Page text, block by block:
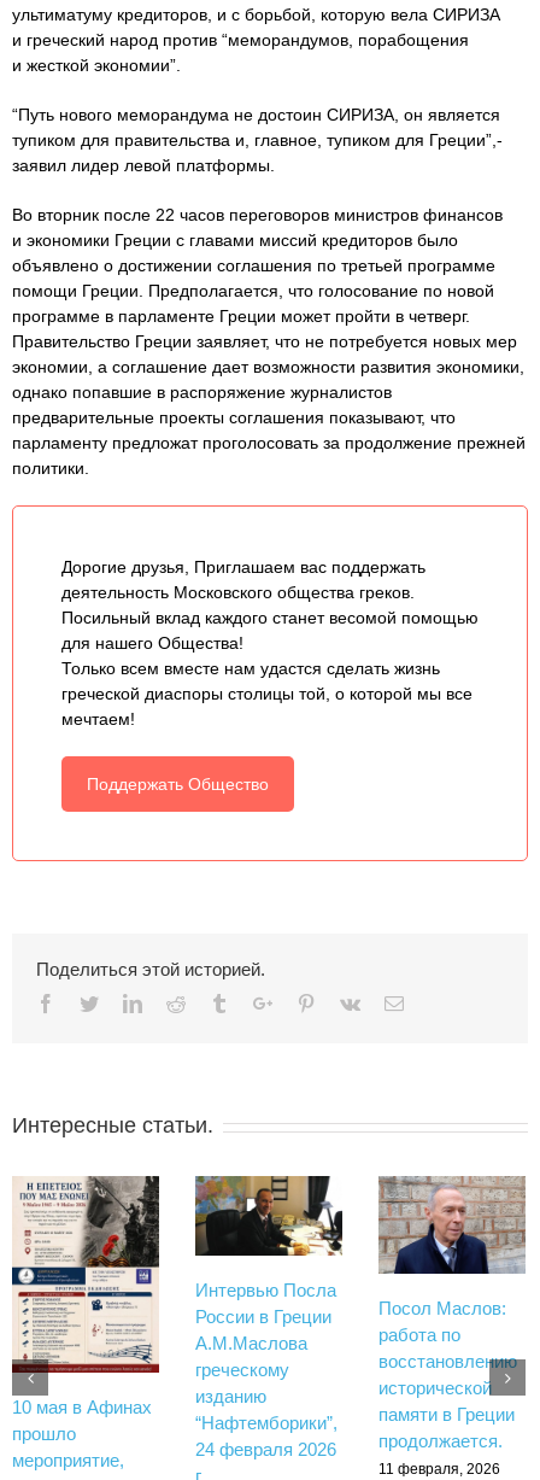
ультиматуму кредиторов, и с борьбой, которую вела СИРИЗА
и греческий народ против “меморандумов, порабощения
и жесткой экономии”.
“Путь нового меморандума не достоин СИРИЗА, он является
тупиком для правительства и, главное, тупиком для Греции”,-
заявил лидер левой платформы.
Во вторник после 22 часов переговоров министров финансов
и экономики Греции с главами миссий кредиторов было
объявлено о достижении соглашения по третьей программе
помощи Греции. Предполагается, что голосование по новой
программе в парламенте Греции может пройти в четверг.
Правительство Греции заявляет, что не потребуется новых мер
экономии, а соглашение дает возможности развития экономики,
однако попавшие в распоряжение журналистов
предварительные проекты соглашения показывают, что
парламенту предложат проголосовать за продолжение прежней
политики.
Дорогие друзья, Приглашаем вас поддержать
деятельность Московского общества греков.
Посильный вклад каждого станет весомой помощью
для нашего Общества!
Только всем вместе нам удастся сделать жизнь
греческой диаспоры столицы той, о которой мы все
мечтаем!
Поддержать Общество
Поделиться этой историей.
Facebook
TwitterLinkedinReddit TumblrGoogle+Pinterest
Vk Email
Интересные статьи.
10 мая в Афинах
прошло
мероприятие,
Интервью Посла
России в Греции
А.М.Маслова
греческому
изданию
“Нафтемборики”,
24 февраля 2026
Посол Маслов:
работа по
восстановлению
исторической
памяти в Греции
продолжается.
11 февраля, 2026